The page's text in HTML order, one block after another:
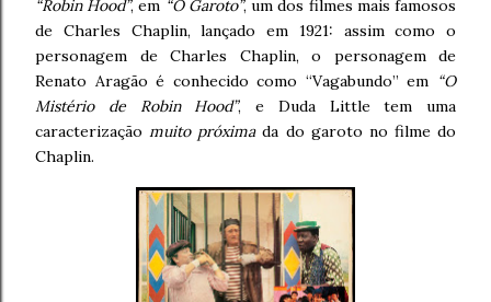
“Robin Hood”, em “O Garoto”, um dos filmes mais famosos
de Charles Chaplin, lançado em 1921: assim como o
personagem de Charles Chaplin, o personagem de
Renato Aragão é conhecido como “Vagabundo” em “O
Mistério de Robin Hood”, e Duda Little tem uma
caracterizaçãomuito próximada do garoto no filme do
Chaplin.